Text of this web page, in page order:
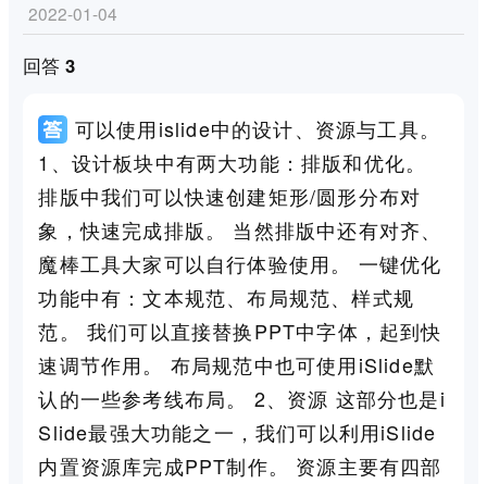
2022-01-04
回答 3
可以使用islide中的设计、资源与工具。
1、设计板块中有两大功能：排版和优化。
排版中我们可以快速创建矩形/圆形分布对
象，快速完成排版。 当然排版中还有对齐、
魔棒工具大家可以自行体验使用。 一键优化
功能中有：文本规范、布局规范、样式规
范。 我们可以直接替换PPT中字体，起到快
速调节作用。 布局规范中也可使用iSlide默
认的一些参考线布局。 2、资源 这部分也是i
Slide最强大功能之一，我们可以利用iSlide
内置资源库完成PPT制作。 资源主要有四部